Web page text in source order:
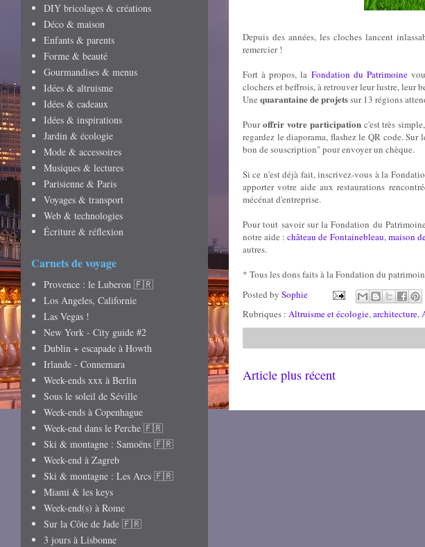
Depuis des années, les cloches lancent
remercier !
Fort à propos, la Fondation du Patrimoine
clochers et beffrois, à retrouver leur lustre, leur
Une quarantaine de projetssur 13 régions
Pouroffrir votre participationc'est très
regardez le diaporama, flashez le QR code.
bon de souscription" pour envoyer un chèque.
Si ce n'est déjà fait, inscrivez-vous à la
apporter votre aide aux restaurations
mécénat d'entreprise.
Pour tout savoir sur la Fondation du
notre aide :château de Fontainebleau, maison
autres.
* Tous les dons faits à la Fondation du
Posted by Sophie
Rubriques : Altruisme et écologie, architecture,
Article plus récent
DIY bricolages & créations
Déco & maison
Enfants & parents
Forme & beauté
Gourmandises & menus
Idées & altruisme
Idées & cadeaux
Idées & inspirations
Jardin & écologie
Mode & accessoires
Musiques & lectures
Parisienne & Paris
Voyages & transport
Web & technologies
Écriture & réflexion
Carnets de voyage
Provence : le Luberon 🇫🇷
Los Angeles, Californie
Las Vegas !
New York - City guide #2
Dublin + escapade à Howth
Irlande - Connemara
Week-ends xxx à Berlin
Sous le soleil de Séville
Week-ends à Copenhague
Week-end dans le Perche 🇫🇷
Ski & montagne : Samoëns 🇫🇷
Week-end à Zagreb
Ski & montagne : Les Arcs 🇫🇷
Miami & les keys
Week-end(s) à Rome
Sur la Côte de Jade 🇫🇷
3 jours à Lisbonne